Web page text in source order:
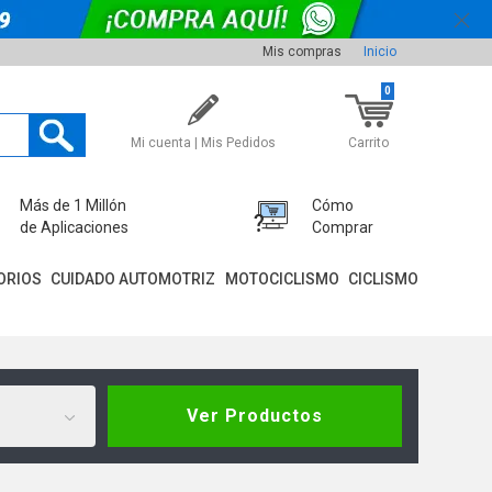
Mis compras Inicio
Mi cuenta | Mis Pedidos Carrito
0
Más de 1 Millón
de Aplicaciones
Cómo
Comprar
CUIDADO AUTOMOTRIZ MOTOCICLISMO CICLISMO
Ver Productos